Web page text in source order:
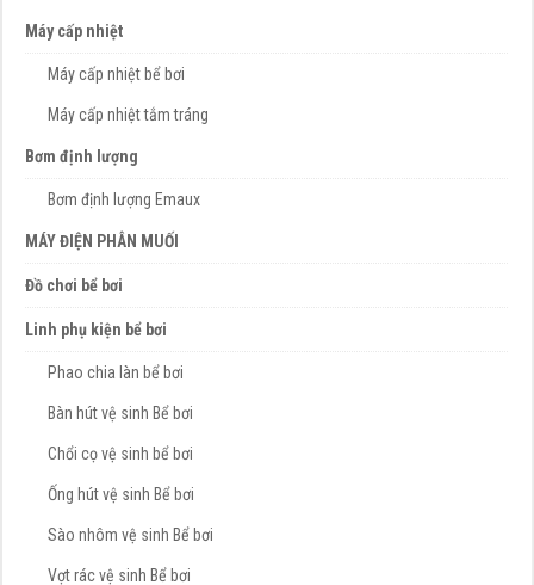
Máy cấp nhiệt
Máy cấp nhiệt bể bơi
Máy cấp nhiệt tắm tráng
Bơm định lượng
Bơm định lượng Emaux
MÁY ĐIỆN PHÂN MUỐI
Đồ chơi bể bơi
Linh phụ kiện bể bơi
Phao chia làn bể bơi
Bàn hút vệ sinh Bể bơi
Chổi cọ vệ sinh bể bơi
Ống hút vệ sinh Bể bơi
Sào nhôm vệ sinh Bể bơi
Vợt rác vệ sinh Bể bơi